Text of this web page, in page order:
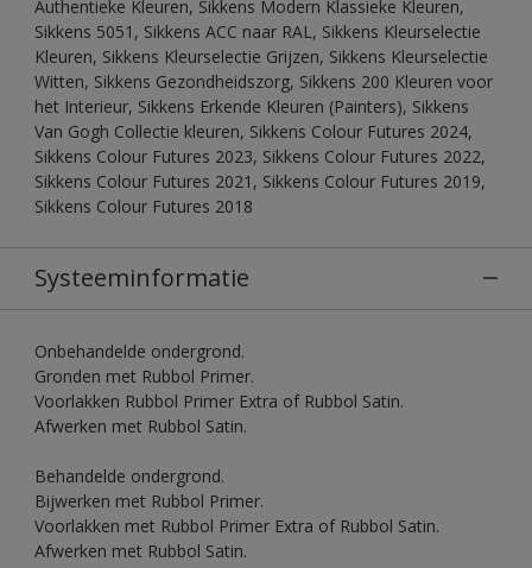
Authentieke Kleuren, Sikkens Modern Klassieke Kleuren,
Sikkens 5051, Sikkens ACC naar RAL, Sikkens Kleurselectie
Kleuren, Sikkens Kleurselectie Grijzen, Sikkens Kleurselectie
Witten, Sikkens Gezondheidszorg, Sikkens 200 Kleuren voor
het Interieur, Sikkens Erkende Kleuren (Painters), Sikkens
Van Gogh Collectie kleuren, Sikkens Colour Futures 2024,
Sikkens Colour Futures 2023, Sikkens Colour Futures 2022,
Sikkens Colour Futures 2021, Sikkens Colour Futures 2019,
Sikkens Colour Futures 2018
Systeeminformatie
Onbehandelde ondergrond.
Gronden met Rubbol Primer.
Voorlakken Rubbol Primer Extra of Rubbol Satin.
Afwerken met Rubbol Satin.
Behandelde ondergrond.
Bijwerken met Rubbol Primer.
Voorlakken met Rubbol Primer Extra of Rubbol Satin.
Afwerken met Rubbol Satin.